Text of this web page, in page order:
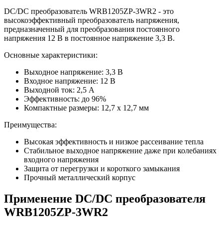
DC/DC преобразователь WRB1205ZP-3WR2 - это
высокоэффективный преобразователь напряжения,
предназначенный для преобразования постоянного
напряжения 12 В в постоянное напряжение 3,3 В.
Основные характеристики:
Выходное напряжение: 3,3 В
Входное напряжение: 12 В
Выходной ток: 2,5 А
Эффективность: до 96%
Компактные размеры: 12,7 x 12,7 мм
Преимущества:
Высокая эффективность и низкое рассеивание тепла
Стабильное выходное напряжение даже при колебаниях
входного напряжения
Защита от перегрузки и короткого замыкания
Прочный металлический корпус
Применение DC/DC преобразователя
WRB1205ZP-3WR2